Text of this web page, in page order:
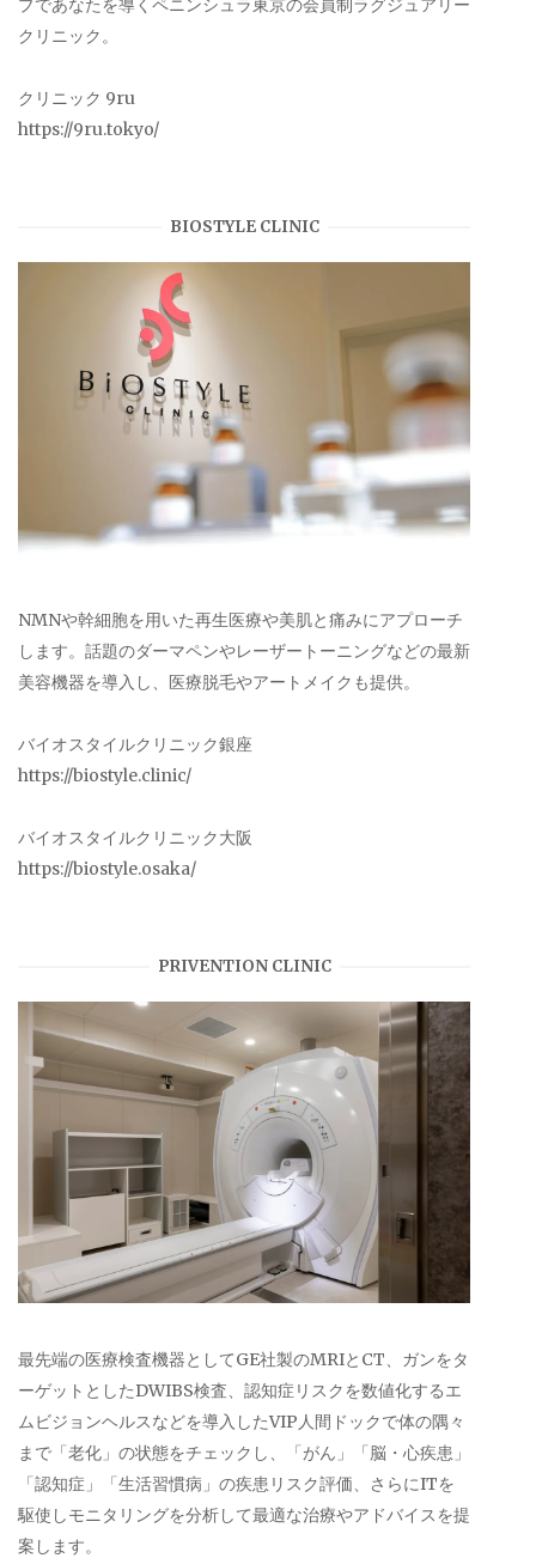
プであなたを導くペニンシュラ東京の会員制ラグジュアリー
クリニック。
クリニック 9ru
https://9ru.tokyo/
BIOSTYLE CLINIC
NMNや幹細胞を用いた再生医療や美肌と痛みにアプローチ
します。話題のダーマペンやレーザートーニングなどの最新
美容機器を導入し、医療脱毛やアートメイクも提供。
バイオスタイルクリニック銀座
https://biostyle.clinic/
バイオスタイルクリニック大阪
https://biostyle.osaka/
PRIVENTION CLINIC
最先端の医療検査機器としてGE社製のMRIとCT、ガンをタ
ーゲットとしたDWIBS検査、認知症リスクを数値化するエ
ムビジョンヘルスなどを導入したVIP人間ドックで体の隅々
まで「老化」の状態をチェックし、「がん」「脳・心疾患」
「認知症」「生活習慣病」の疾患リスク評価、さらにITを
駆使しモニタリングを分析して最適な治療やアドバイスを提
案します。